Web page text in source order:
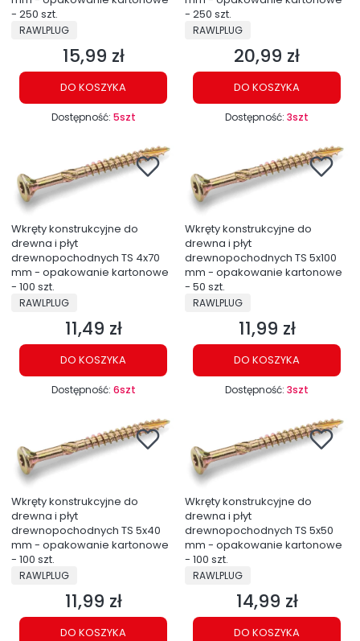
- 250 szt.
PRODUCENT
RAWLPLUG
Cena
15,99 zł
DO KOSZYKA
Dostępność: 5szt
- 250 szt.
PRODUCENT
RAWLPLUG
Cena
20,99 zł
DO KOSZYKA
Dostępność: 3szt
Wkręty konstrukcyjne do
drewna i płyt
drewnopochodnych TS 4x70
mm - opakowanie kartonowe
- 100 szt.
PRODUCENT
RAWLPLUG
Cena
11,49 zł
DO KOSZYKA
Dostępność: 6szt
Wkręty konstrukcyjne do
drewna i płyt
drewnopochodnych TS 5x100
mm - opakowanie kartonowe
- 50 szt.
PRODUCENT
RAWLPLUG
Cena
11,99 zł
DO KOSZYKA
Dostępność: 3szt
Wkręty konstrukcyjne do
drewna i płyt
drewnopochodnych TS 5x40
mm - opakowanie kartonowe
- 100 szt.
PRODUCENT
RAWLPLUG
Cena
11,99 zł
DO KOSZYKA
Wkręty konstrukcyjne do
drewna i płyt
drewnopochodnych TS 5x50
mm - opakowanie kartonowe
- 100 szt.
PRODUCENT
RAWLPLUG
Cena
14,99 zł
DO KOSZYKA